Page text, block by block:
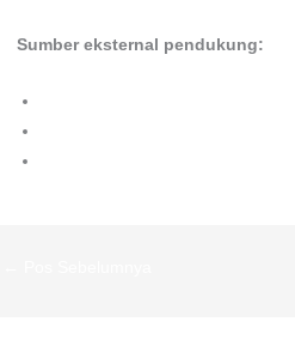
Sumber eksternal pendukung: